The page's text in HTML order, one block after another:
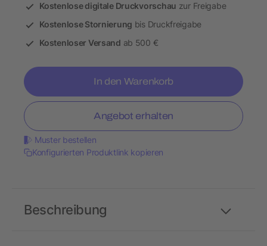
Kostenlose digitale Druckvorschau zur Freigabe
Kostenlose Stornierung bis Druckfreigabe
Kostenloser Versand ab 500 €
In den Warenkorb
Angebot erhalten
Muster bestellen
Konfigurierten Produktlink kopieren
Beschreibung